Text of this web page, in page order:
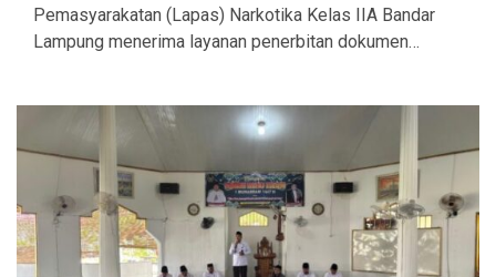
Pemasyarakatan (Lapas) Narkotika Kelas IIA Bandar
Lampung menerima layanan penerbitan dokumen…